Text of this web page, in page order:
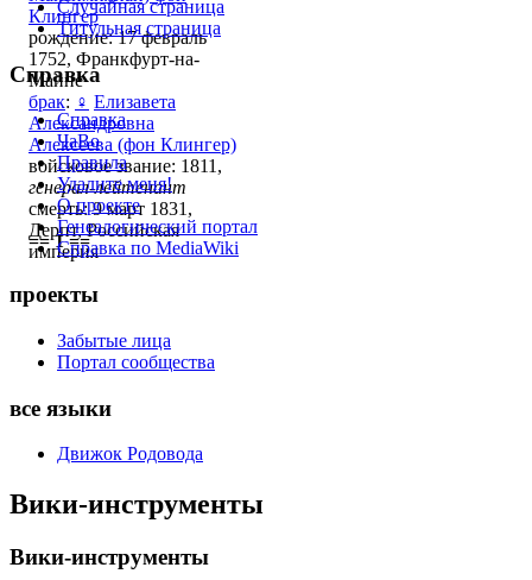
Клингер
рождение: 17 февраль
1752, Франкфурт-на-
Майне
брак: ♀ Елизавета
Александровна
Алексеева (фон Клингер)
войсковое звание: 1811,
генерал-лейтенант
смерть: 9 март 1831,
Дерпт, Российская
империя
== 1 ==
Случайная страница
Титульная страница
Справка
Справка
ЧаВо
Правила
Удалите меня!
О проекте
Генеалогический портал
Справка по MediaWiki
проекты
Забытые лица
Портал сообщества
все языки
Движок Родовода
Вики-инструменты
Вики-инструменты